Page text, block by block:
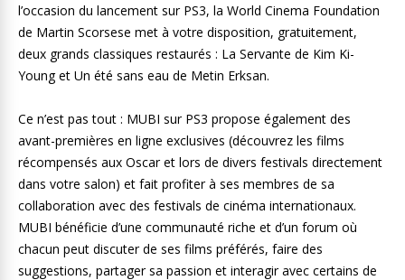
l’occasion du lancement sur PS3, la World Cinema Foundation
de Martin Scorsese met à votre disposition, gratuitement,
deux grands classiques restaurés : La Servante de Kim Ki-
Young et Un été sans eau de Metin Erksan.
Ce n’est pas tout : MUBI sur PS3 propose également des
avant-premières en ligne exclusives (découvrez les films
récompensés aux Oscar et lors de divers festivals directement
dans votre salon) et fait profiter à ses membres de sa
collaboration avec des festivals de cinéma internationaux.
MUBI bénéficie d’une communauté riche et d’un forum où
chacun peut discuter de ses films préférés, faire des
suggestions, partager sa passion et interagir avec certains de